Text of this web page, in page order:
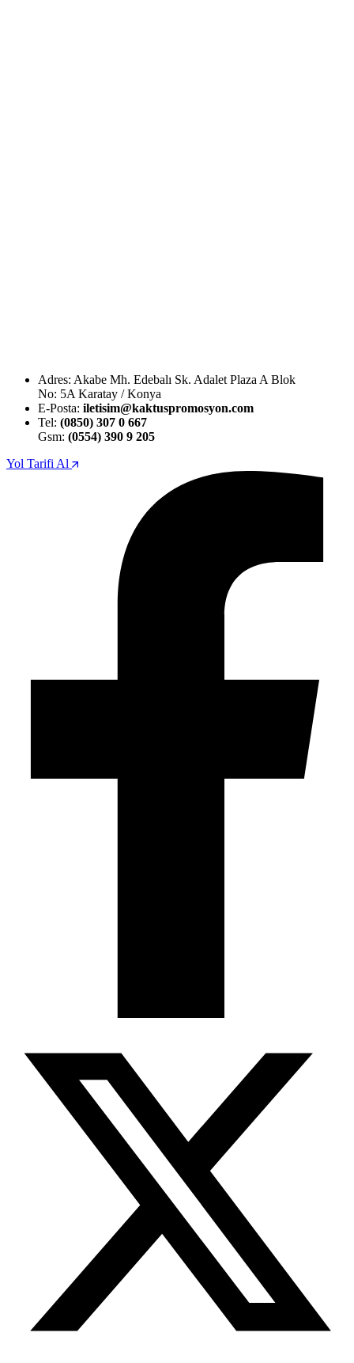
Adres: Akabe Mh. Edebalı Sk. Adalet Plaza A Blok
No: 5A Karatay / Konya
E-Posta: iletisim@kaktuspromosyon.com
Tel: (0850) 307 0 667
Gsm: (0554) 390 9 205
Yol Tarifi Al